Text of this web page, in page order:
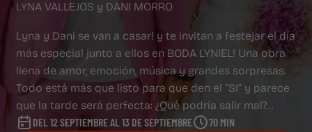
LYNA VALLEJOS y DANI MORRO
Lyna y Dani se van a casar! y te invitan a festejar el día
más especial junto a ellos en BODA LYNIEL! Una obra
llena de amor, emoción, música y grandes sorpresas.
Todo está más que listo para que den el “SI” y parece
que la tarde será perfecta: ¿Qué podría salir mal?...
DEL 12 SEPTIEMBRE AL 13 DE SEPTIEMBRE
70 MIN